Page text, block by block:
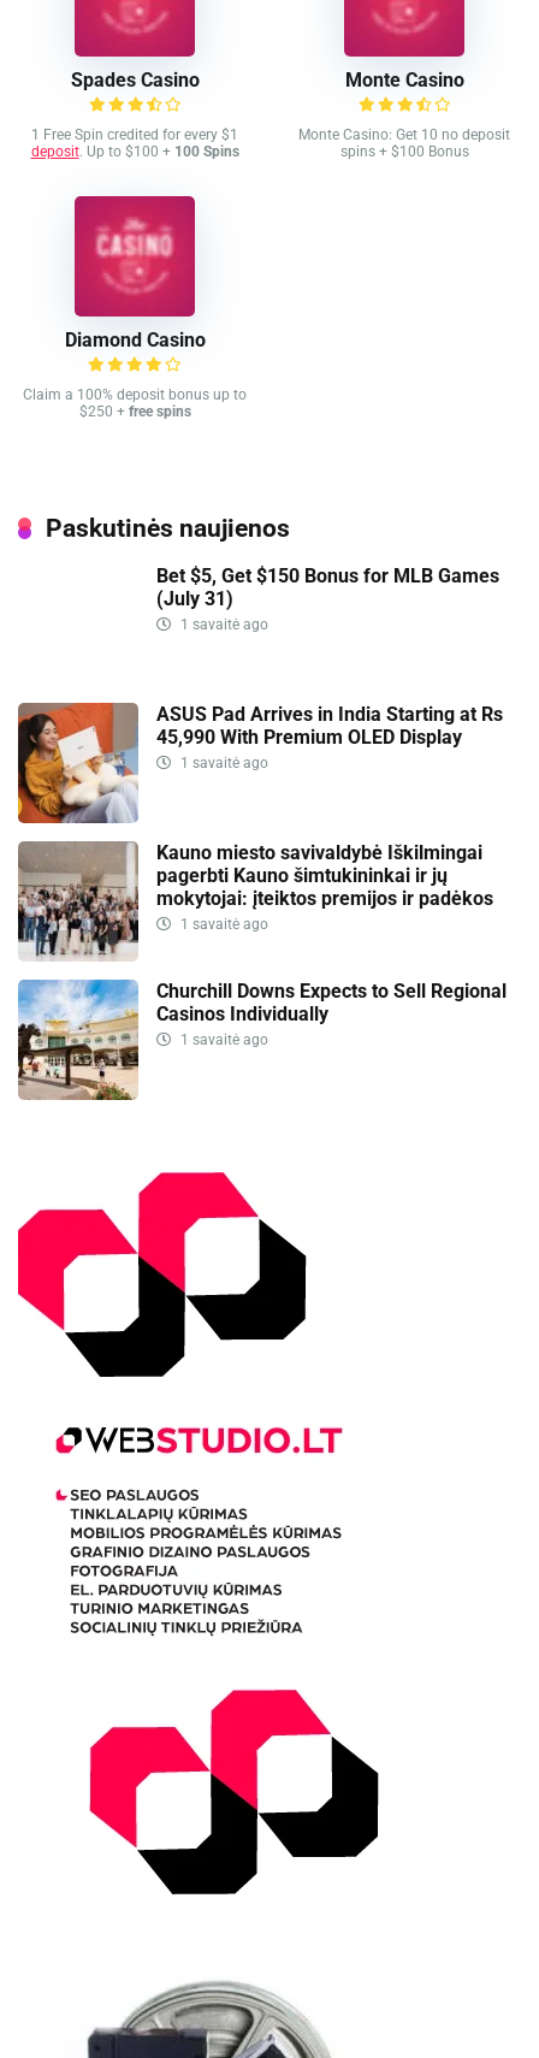
Spades Casino
1 Free Spin credited for every $1
deposit. Up to $100 + 100 Spins
Monte Casino
Monte Casino: Get 10 no deposit
spins + $100 Bonus
Diamond Casino
Claim a 100% deposit bonus up to
$250 + free spins
Paskutinės naujienos
Bet $5, Get $150 Bonus for MLB Games
(July 31)
1 savaitė ago
ASUS Pad Arrives in India Starting at Rs
45,990 With Premium OLED Display
1 savaitė ago
Kauno miesto savivaldybė Iškilmingai
pagerbti Kauno šimtukininkai ir jų
mokytojai: įteiktos premijos ir padėkos
1 savaitė ago
Churchill Downs Expects to Sell Regional
Casinos Individually
1 savaitė ago